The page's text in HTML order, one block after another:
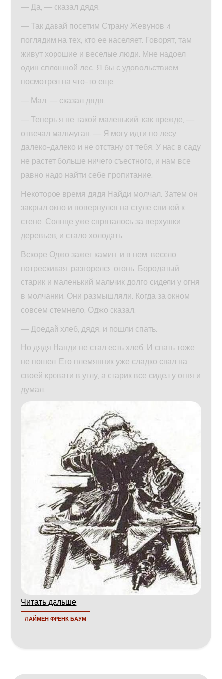
— Да, — сказал дядя.
— Так давай посетим Страну Жевунов и
поглядим на тех, кто ее населяет. Говорят, там
живут хорошие и веселые люди. Мне надоел
один сплошной лес. Я бы с удовольствием
посмотрел на что-то еще.
— Мал, — сказал дядя.
— Теперь я не такой маленький, как прежде, —
отвечал мальчуган. — Я могу идти по лесу
далеко-далеко и не отстану от тебя. У нас в саду
не растет больше ничего съестного, и нам все
равно надо найти себе пропитание.
Некоторое время дядя Найди молчал. Затем он
закрыл окно и повернулся на стуле спиной к
стене. Солнце уже спряталось за верхушки
деревьев, и стало холодать.
Вскоре Оджо зажег камин, и в нем, весело
потрескивая, разгорелся огонь. Бородатый
старик и маленький мальчик долго сидели у огня
в молчании. Они размышляли. Когда за окном
совсем стемнело, Оджо сказал:
— Доедай хлеб, дядя, и пошли спать.
Но дядя Нанди не стал есть хлеб. И спать тоже
не пошел. Его племянник уже сладко спал на
своей кровати в углу, а старик все сидел у огня и
думал.
Читать дальше
ЛАЙМЕН ФРЕНК БАУМ